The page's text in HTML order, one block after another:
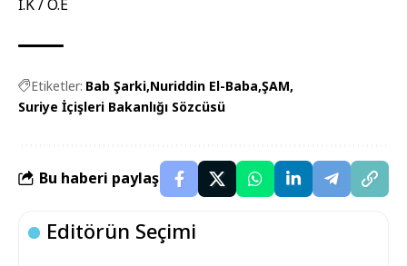
İ.K / Ö.E
Etiketler: Bab Şarki Nuriddin El-Baba ŞAM
Suriye İçişleri Bakanlığı Sözcüsü
Bu haberi paylaş
Editörün Seçimi